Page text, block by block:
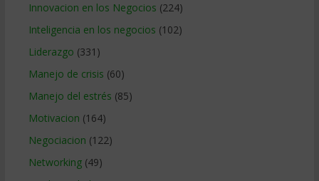
Innovacion en los Negocios (224)
Inteligencia en los negocios (102)
Liderazgo (331)
Manejo de crisis (60)
Manejo del estrés (85)
Motivacion (164)
Negociacion (122)
Networking(49)